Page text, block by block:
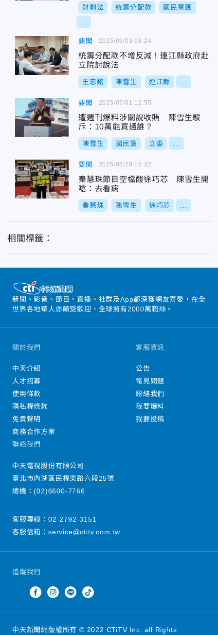
財劃法 統籌分配款 國民黨團
要聞
統籌分配款不增反減！連江縣政府赴
立院討說法
王忠銘 陳雪生 連江縣
2025/09/03 08:24
要聞
遭週刊爆料涉關說收賄 陳雪生駁
斥：10萬能買通誰？
陳雪生 國民黨 立委
2025/07/01 12:55
要聞
秦慧珠節目空檔酸徐巧芯 陳雪生開
嗆：去看病
秦慧珠 陳雪生 徐巧芯
2025/03/28 15:32
相關標籤：
新聞、影音、節目、直播、社群及App都深獲網友喜愛，在全
世界各地華人亦頗受歡迎，全球擁有2000萬粉絲。
追蹤我們
關於我們
中天介紹
人才招募
使用條款
隱私權條款
免責聲明
商務合作方案
客服資訊
公告
常見問題
聯絡我們
我要爆料
我要投稿
聯絡我們
中天電視股份有限公司
臺北市內湖區民權東路六段25號
總機：(02)6600-7766
客服專線： 02-2792-3151
客服信箱： service@ctitv.com.tw
中天新聞網版權所有 © 2022 CTiTV Inc. all Rights